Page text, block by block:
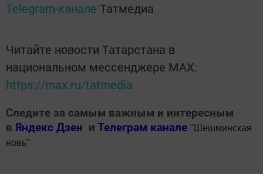
Telegram-канале Татмедиа
Читайте новости Татарстана в
национальном мессенджере MАХ:
https://max.ru/tatmedia
Следите за самым важным и интересным
в Яндекс Дзен и Телеграм канале " Шешминская
новь"